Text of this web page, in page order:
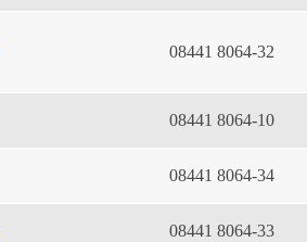
08441 8064-32
08441 8064-10
08441 8064-34
08441 8064-33